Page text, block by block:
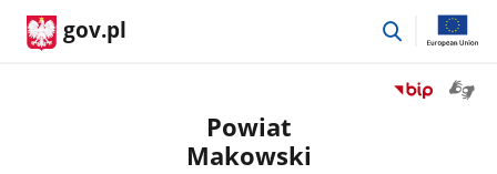
gov.pl
przejdź
Przejdź
Powiat
Makowski